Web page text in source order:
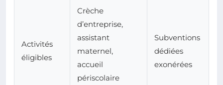
Activités
éligibles
Crèche
d’entreprise,
assistant
maternel,
accueil
périscolaire
Subventions
dédiées
exonérées